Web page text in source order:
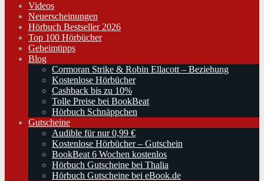
Videos
Neuerscheinungen
Hörbuch Bestseller 2026
Top 100 Hörbücher
Geheimtipps
Blog
Cormoran Strike & Robin Ellacott – Beziehung
Kostenlose Hörbücher
Cashback bis zu 10%
Tolle Preise bei BookBeat
Hörbuch Schnäppchen
Gutscheine
Audible für nur 0,99 €
Kostenlose Hörbücher – Gutschein
BookBeat 6 Wochen kostenlos
Hörbuch Gutscheine bei Thalia
Hörbuch Gutscheine bei eBook.de